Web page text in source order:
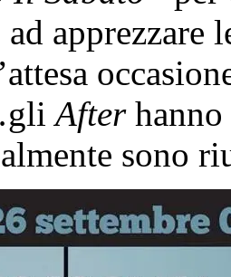
Afterhanno
sono